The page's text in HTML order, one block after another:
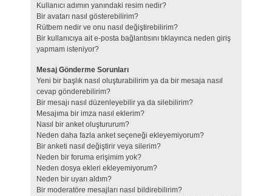
Kullanıcı adımın yanındaki resim nedir?
Bir avatarı nasıl gösterebilirim?
Rütbem nedir ve onu nasıl değiştirebilirim?
Bir kullanıcıya ait e-posta bağlantısını tıklayınca neden giriş
yapmam isteniyor?
Mesaj Gönderme Sorunları
Yeni bir başlık nasıl oluşturabilirim ya da bir mesaja nasıl
cevap gönderebilirim?
Bir mesajı nasıl düzenleyebilir ya da silebilirim?
Mesajıma bir imza nasıl eklerim?
Nasıl bir anket oluştururum?
Neden daha fazla anket seçeneği ekleyemiyorum?
Bir anketi nasıl değiştirir veya silerim?
Neden bir foruma erişimim yok?
Neden dosya ekleri ekleyemiyorum?
Neden bir uyarı aldım?
Bir moderatöre mesajları nasıl bildirebilirim?